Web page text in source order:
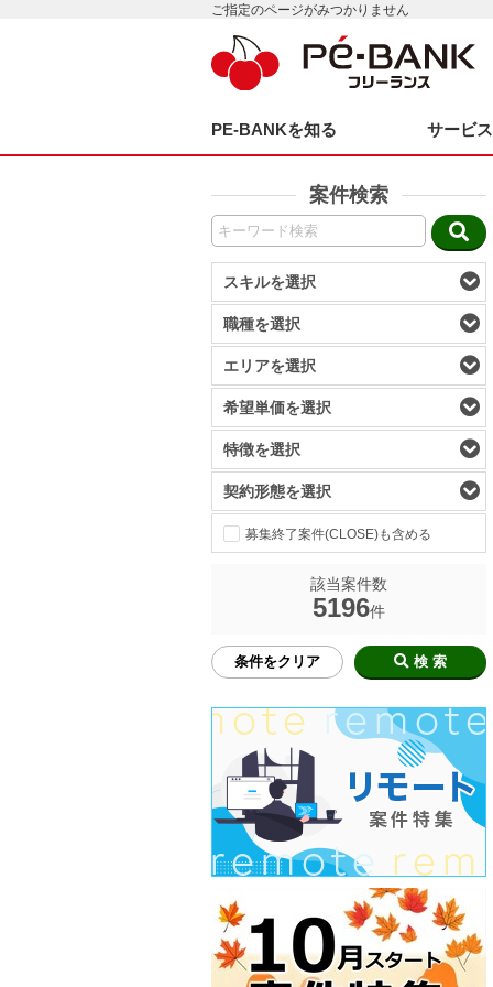
ご指定のページがみつかりません
PE-BANKを知る サービ
案件検索
スキルを選択
職種を選択
エリアを選択
希望単価を選択
特徴を選択
契約形態を選択
募集終了案件(CLOSE)も含める
該当案件数
5196件
条件をクリア 検 索